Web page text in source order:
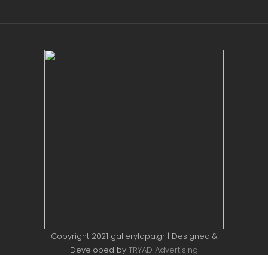
Copyright 2021 gallerylapa.gr | Designed &
Developed by TRYAD Advertising